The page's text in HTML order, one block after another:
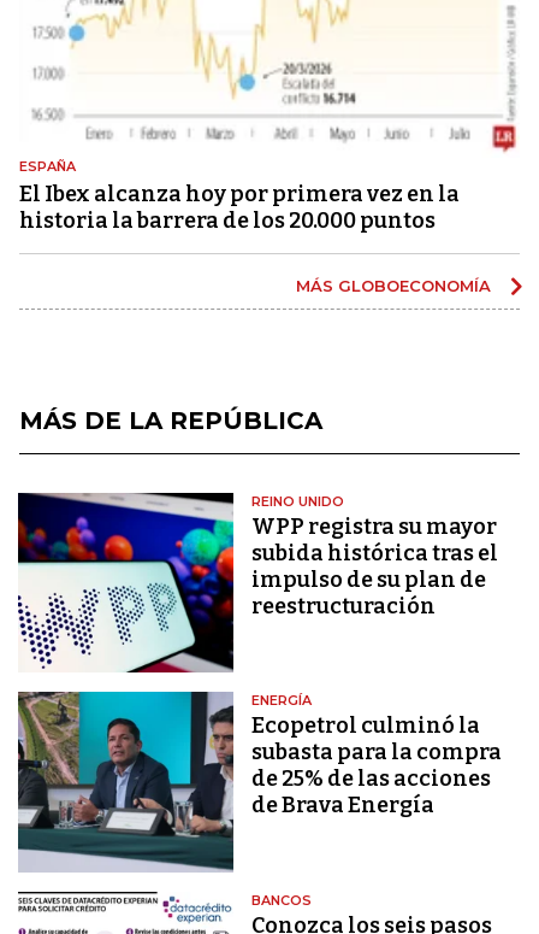
ESPAÑA
El Ibex alcanza hoy por primera vez en la
historia la barrera de los 20.000 puntos
MÁS GLOBOECONOMÍA
MÁS DE LA REPÚBLICA
REINO UNIDO
WPP registra su mayor
subida histórica tras el
impulso de su plan de
reestructuración
ENERGÍA
Ecopetrol culminó la
subasta para la compra
de 25% de las acciones
de Brava Energía
BANCOS
Conozca los seis pasos